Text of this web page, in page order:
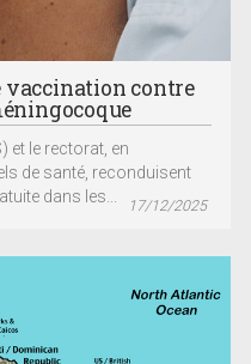
vaccination contre
et le rectorat, en
de santé, reconduisent
dans les...
17/12/2025